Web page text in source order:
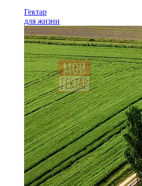
Гектар
для жизни